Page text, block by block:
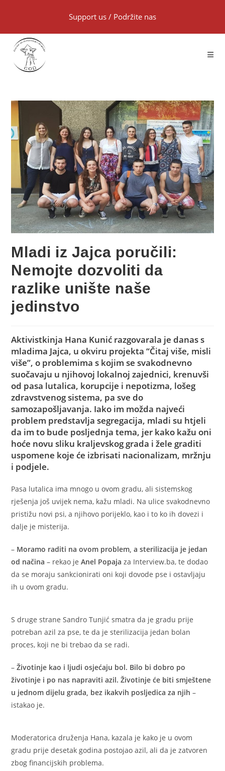
Support us / Podržite nas
Mladi iz Jajca poručili:
Nemojte dozvoliti da
razlike unište naše
jedinstvo
Aktivistkinja Hana Kunić razgovarala je danas s
mladima Jajca, u okviru projekta “Čitaj više, misli
više”, o problemima s kojim se svakodnevno
suočavaju u njihovoj lokalnoj zajednici, krenuvši
od pasa lutalica, korupcije i nepotizma, lošeg
zdravstvenog sistema, pa sve do
samozapošljavanja. Iako im možda najveći
problem predstavlja segregacija, mladi su htjeli
da im to bude posljednja tema, jer kako kažu oni
hoće novu sliku kraljevskog grada i žele graditi
uspomene koje će izbrisati nacionalizam, mržnju
i podjele.
Pasa lutalica ima mnogo u ovom gradu, ali sistemskog
rješenja još uvijek nema, kažu mladi. Na ulice svakodnevno
pristižu novi psi, a njihovo porijeklo, kao i to ko ih dovezi i
dalje je misterija.
– Moramo raditi na ovom problem, a sterilizacija je jedan
od načina – rekao jeAnel Popaja za Interview.ba, te dodao
da se moraju sankcionirati oni koji dovode pse i ostavljaju
ih u ovom gradu.
S druge strane Sandro Tunjić smatra da je gradu prije
potreban azil za pse, te da je sterilizacija jedan bolan
proces, koji ne bi trebao da se radi.
–Životinje kao i ljudi osjećaju bol. Bilo bi dobro po
životinje i po nas napraviti azil. Životinje će biti smještene
u jednom dijelu grada, bez ikakvih posljedica za njih –
istakao je.
Moderatorica druženja Hana, kazala je kako je u ovom
gradu prije desetak godina postojao azil, ali da je zatvoren
zbog financijskih problema.